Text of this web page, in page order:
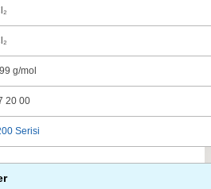
g/mol
20 00
Serisi